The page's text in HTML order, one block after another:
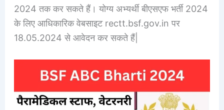
2024 तक कर सकते हैं। योग्य अभ्यर्थी बीएसएफ भर्ती 2024
के लिए आधिकारिक वेबसाइट rectt.bsf.gov.in पर
18.05.2024 से आवेदन कर सकते हैं|